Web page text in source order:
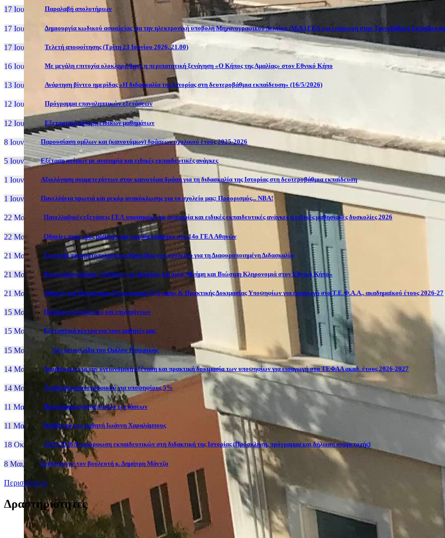
17 Ιουν, 26 Παραλαβή απολυτήριων
17 Ιουν, 26 Δημιουργία κωδικού ασφαλείας για την ηλεκτρονική υποβολή Μηχανογραφικού Δελτίου (Μ.Δ.) ΓΕΛ για εισαγωγή στην Τριτοβάθμια Εκπαίδευση
17 Ιουν, 26 Τελετή αποφοίτησης (Τρίτη 23 Ιουνίου 2026, 21.00)
16 Ιουν, 26 Με μεγάλη επιτυχία ολοκληρώθηκε η περιπατητική ξενάγηση «Ο Κήπος της Αμαλίας» στον Εθνικό Κήπο
13 Ιουν, 26 Ανάρτηση βίντεο ημερίδας «Η διδασκαλία της Ιστορίας στη δευτεροβάθμια εκπαίδευση» (16/5/2026)
12 Ιουν, 26 Πρόγραμμα επαναληπτικών εξετάσεων
12 Ιουν, 26 Εξεταστικά κέντρα ειδικών μαθημάτων
8 Ιουν, 26 Παρουσίαση ομίλων και (καινοτόμων) δράσεων σχολικού έτους 2025-2026
5 Ιουν, 26 Εξέταση ατόμων με αναπηρία και ειδικές εκπαιδευτικές ανάγκες
1 Ιουν, 26 Αξιολόγηση συμμετεχόντων στην καινοτόμα δράση για τη διδασκαλία της Ιστορίας στη δευτεροβάθμια εκπαίδευση
1 Ιουν, 26 Πανελλήνια πρωτιά και ρεκόρ ανακύκλωσης για το σχολείο μας: Προορισμός... NBA!
22 Μαι, 26 Πανελλαδικές εξετάσεις ΓΕΛ υποψηφίων με αναπηρία και ειδικές εκπαιδευτικές ανάγκες ή ειδικές μαθησιακές δυσκολίες 2026
22 Μαι, 26 Οδηγίες προς τους μαθητές μας που θα γράψουν στο 14ο ΓΕΛ Αθηνών
21 Μαι, 26 Επιτυχής πραγματοποίηση της Ημερίδας του σχολείου για τη Διαφοροποιημένη Διδασκαλία
21 Μαι, 26 Καινοτόμος δράση «Ο Κήπος της Αμαλίας: Ιστορία, Μνήμη και Βιώσιμη Κληρονομιά στον Εθνικό Κήπο»
21 Μαι, 26 Οδηγίες και Πρόγραμμα Υγειονομικής Εξέτασης & Πρακτικής Δοκιμασίας Υποψηφίων για εισαγωγή στα Τ.Ε.Φ.Α.Α., ακαδημαϊκού έτους 2026-27
15 Μαι, 26 Πίνακας επιτυχόντων και επιλαχόντων
15 Μαι, 26 Εξεταστικά κέντρα για τους μαθητές μας
15 Μαι, 2026 Νέα ιστοσελίδα του Ομίλου Ρητορικής
14 Μαι, 26 Διευθύνσεις για την υγειονομική εξέταση και πρακτική δοκιμασία των υποψηφίων για εισαγωγή στα ΤΕΦΑΑ ακαδ. έτους 2026-2027
14 Μαι, 26 Yποβολή μηχανογραφικού για υποψηφίους 5%
11 Μαι, 26 Πρόγραμμα ενδοσχολικών εξετάσεων
11 Μαι, 26 Βράβευση του μαθητή Ιωάννη Χαραλάμπους
18 Οκτ, 25 2025-2026:Επιμόρφωση εκπαιδευτικών στη διδακτική της Ιστορίας (Πρόσκληση, πρόγραμμα και δήλωση συμμετοχής)
8 Μαι, 26 Συζήτηση με τον βουλευτή κ. Δημήτρη Μάντζο
Περισσότερα
Δραστηριότητες